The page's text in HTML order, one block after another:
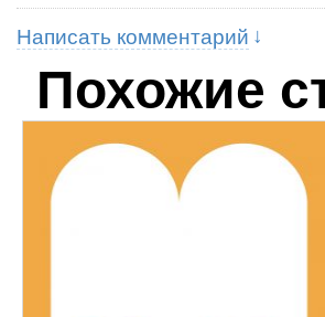
Написать комментарий
Похожие